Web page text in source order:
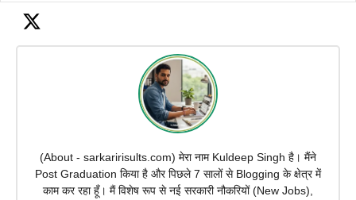
(About - sarkaririsults.com) मेरा नाम Kuldeep Singh है। मैंने
Post Graduation किया है और पिछले 7 सालों से Blogging के क्षेत्र में
काम कर रहा हूँ। मैं विशेष रूप से नई सरकारी नौकरियों (New Jobs),